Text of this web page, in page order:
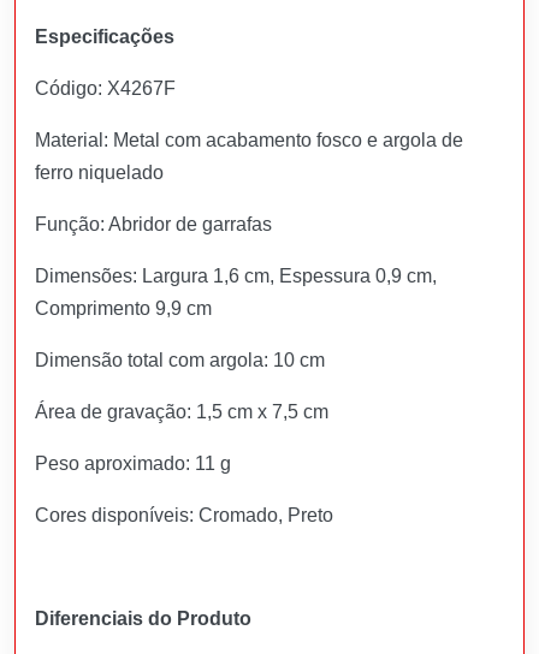
Especificações
Código: X4267F
Material: Metal com acabamento fosco e argola de
ferro niquelado
Função: Abridor de garrafas
Dimensões: Largura 1,6 cm, Espessura 0,9 cm,
Comprimento 9,9 cm
Dimensão total com argola: 10 cm
Área de gravação: 1,5 cm x 7,5 cm
Peso aproximado: 11 g
Cores disponíveis: Cromado, Preto
Diferenciais do Produto